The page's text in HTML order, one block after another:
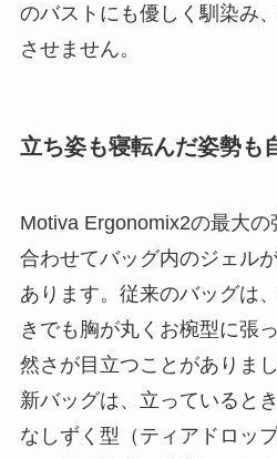
のバストにも優しく馴染み
させません。
立ち姿も寝転んだ姿勢も
Motiva Ergonomix2の最大
合わせてバッグ内のジェル
あります。従来のバッグは
きでも胸が丸くお椀型に張
然さが目立つことがありま
新バッグは、立っていると
なしずく型（ティアドロッ